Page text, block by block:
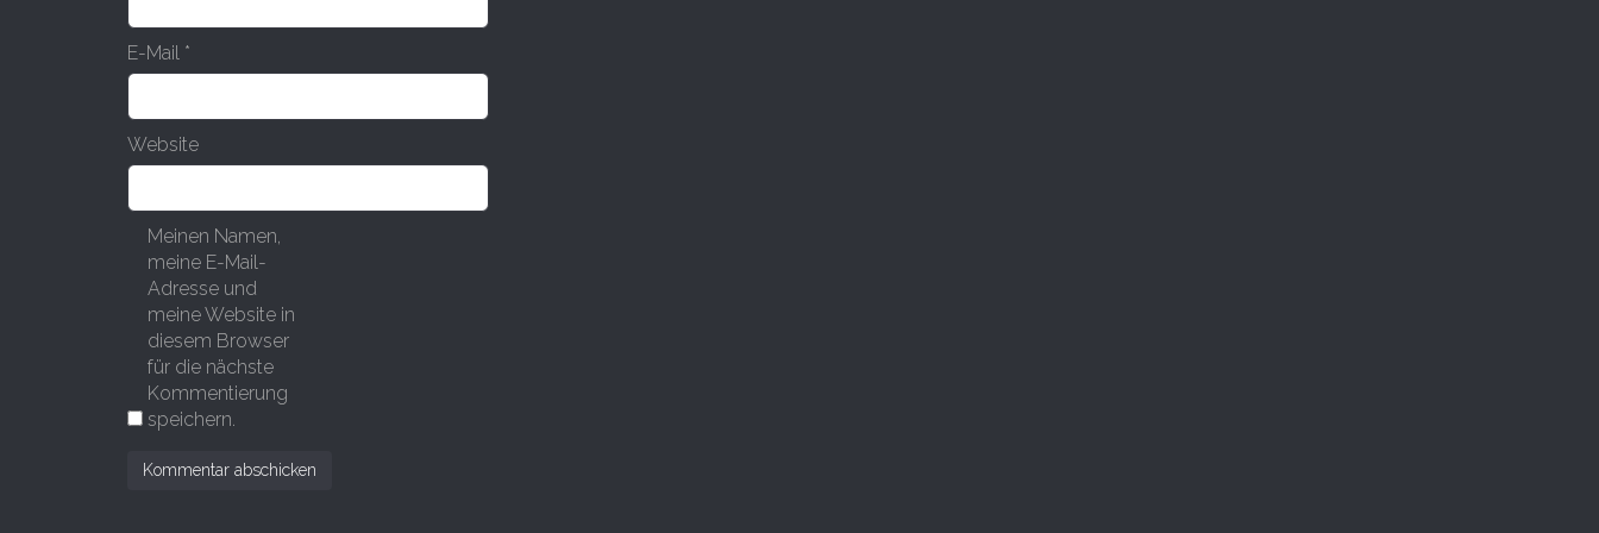
E-Mail *
Website
Meinen Namen,
meine E-Mail-
Adresse und
meine Website in
diesem Browser
für die nächste
Kommentierung
speichern.